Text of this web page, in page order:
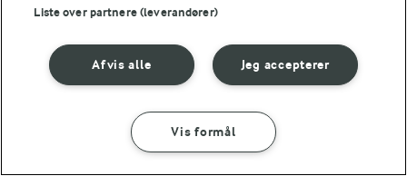
flere lækre opskrifter.
De bedste græskarsupper
Græskarsuppe er indbegrebet af efterår. Cremet og
naturligt sød. Her får du nogle af vores bedste
Liste over partnere (leverandører)
Jeg accepterer
Afvis alle
Vis formål